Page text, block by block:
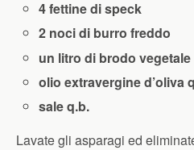
4 fettine di speck
2 noci di burro freddo
un litro di brodo vegetale
olio extravergine d’oliva
sale q.b.
Lavate gli asparagi ed